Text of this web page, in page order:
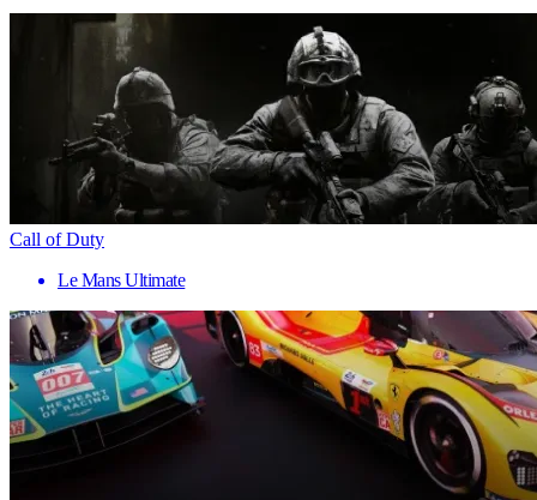
Call of Duty
Le Mans Ultimate